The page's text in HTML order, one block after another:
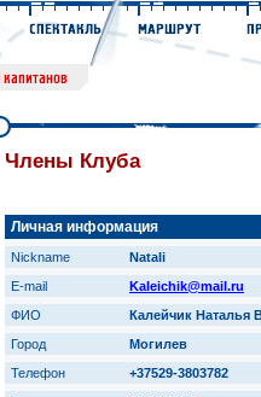
Члены Клуба
Личная информация
Nickname
Natali
E-mail
Kaleichik@mail.ru
ФИО
Калейчик Наталья
Город
Могилев
Телефон
+37529-3803782